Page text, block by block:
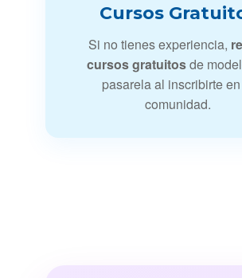
Cursos
Si no tienes experiencia,
cursos gratuitosde
pasarela al inscribirte
comunidad.